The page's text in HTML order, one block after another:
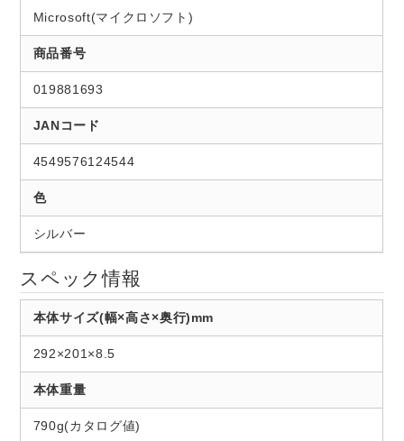
Microsoft(マイクロソフト)
商品番号
019881693
JANコード
4549576124544
色
シルバー
スペック情報
本体サイズ(幅×高さ×奥行)mm
292×201×8.5
本体重量
790g(カタログ値)